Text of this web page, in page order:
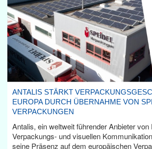
ANTALIS STÄRKT
EUROPA DURCH ÜBERNAHME VON
VERPACKUNGEN
Antalis, ein weltweit führender Anbieter von
Verpackungs- und visuellen
seine Präsenz auf dem europäischen